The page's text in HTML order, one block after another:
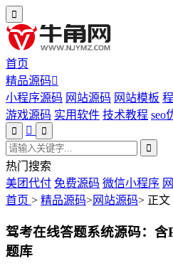
首页
精品源码
小程序源码 网站源码 网站模板
游戏源码 实用软件 技术教程 seo
热门搜索
美团代付 免费源码 微信小程序
首页 > 精品源码>网站源码> 正文
驾考在线答题系统源码：
题库